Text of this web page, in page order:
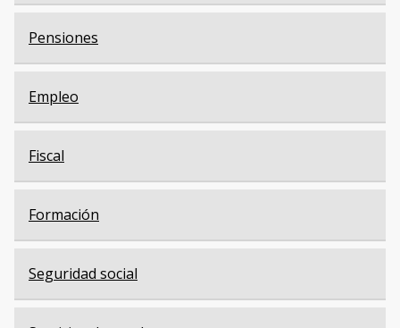
Pensiones
Empleo
Fiscal
Formación
Seguridad social